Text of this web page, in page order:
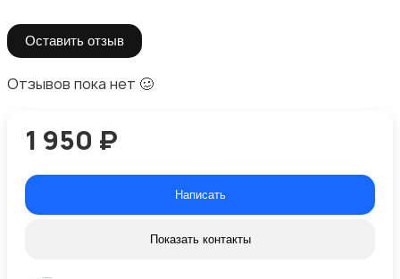
Оставить отзыв
Отзывов пока нет 🥴
1 950 ₽
Написать
Показать контакты